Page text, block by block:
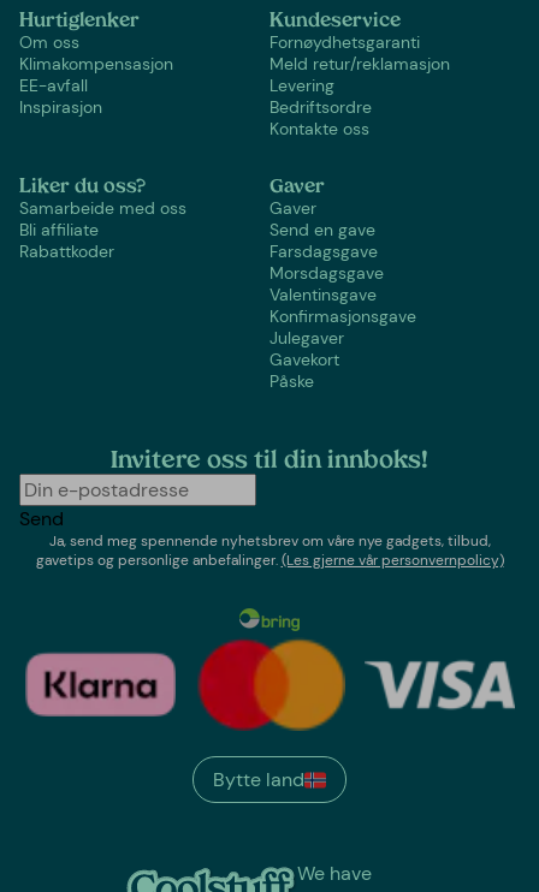
Hurtiglenker
Om oss
Klimakompensasjon
EE-avfall
Inspirasjon
Kundeservice
Fornøydhetsgaranti
Meld retur/reklamasjon
Levering
Bedriftsordre
Kontakte oss
Liker du oss?
Samarbeide med oss
Bli affiliate
Rabattkoder
Gaver
Gaver
Send en gave
Farsdagsgave
Morsdagsgave
Valentinsgave
Konfirmasjonsgave
Julegaver
Gavekort
Påske
Invitere oss til din innboks!
Send
Ja, send meg spennende nyhetsbrev om våre nye gadgets, tilbud,
gavetips og personlige anbefalinger.(Les gjerne vår personvernpolicy)
We have
Bytte land